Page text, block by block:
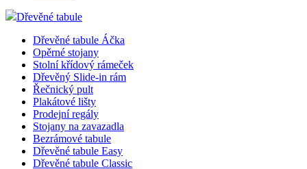
Dřevěné tabule
Dřevěné tabule Áčka
Opěrné stojany
Stolní křídový rámeček
Dřevěný Slide-in rám
Řečnický pult
Plakátové lišty
Prodejní regály
Stojany na zavazadla
Bezrámové tabule
Dřevěné tabule Easy
Dřevěné tabule Classic